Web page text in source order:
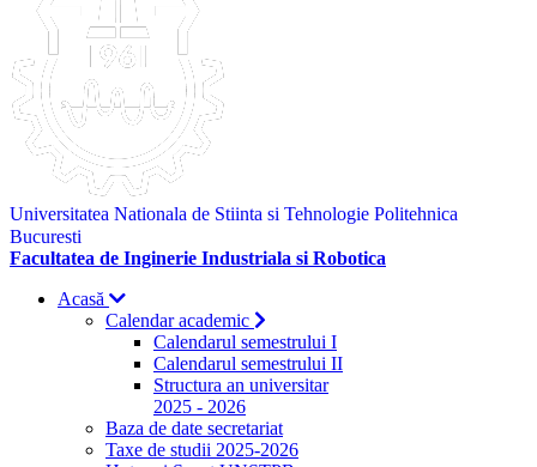
Universitatea Nationala de Stiinta si Tehnologie Politehnica
Bucuresti
Facultatea de Inginerie Industriala si Robotica
Acasă
Calendar academic
Calendarul semestrului I
Calendarul semestrului II
Structura an universitar
2025 - 2026
Baza de date secretariat
Taxe de studii 2025-2026